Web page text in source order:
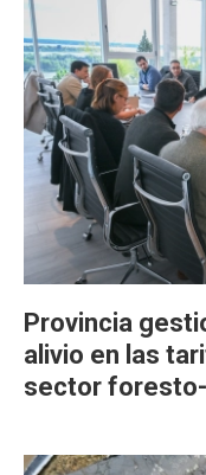
Provincia
alivio en las
sector